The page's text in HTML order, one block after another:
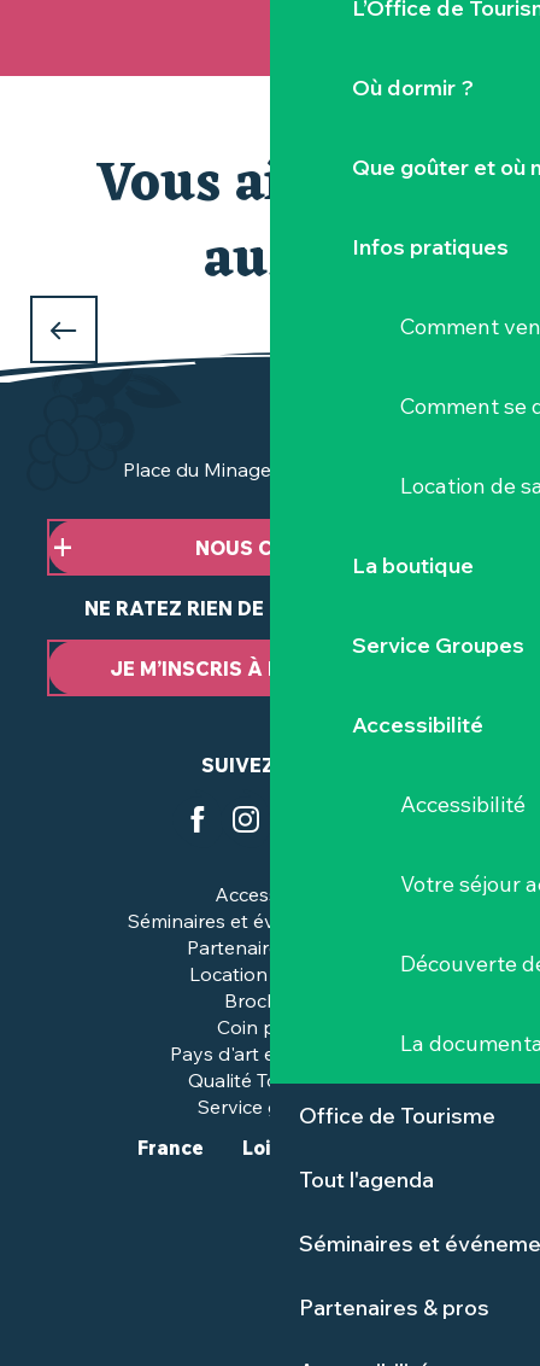
L’Office de
Où dormir ?
Que goûter et où
Infos pratiques
Comment
Comment se
Location de
La boutique
Service Groupes
Accessibilité
Accessibilité
Votre séjour
Découverte
La
Office de Tourisme
Tout l'agenda
Séminaires et
Partenaires & pros
Vous aimerez
aussi
QUE FAIRE PENDANT LES VACANCES
D'AVRIL
Place du Minage - 44190 Clisson
NOUS CONTACTER
NE RATEZ RIEN DE NOTRE ACTUALITÉ
JE M’INSCRIS À LA NEWSLETTER
SUIVEZ-NOUS
Accessibilité
Séminaires et événements pros
Partenaires & pros
Location de salles
Brochures
Coin presse
Pays d'art et d'histoire
Qualité Tourisme™
Service groupes
France
Loire-Atlantique